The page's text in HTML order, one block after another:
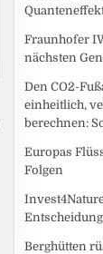
Fraunhofer
nächsten
Den CO2-
einheitlich,
berechnen:
Europas
Folgen
Berghütten